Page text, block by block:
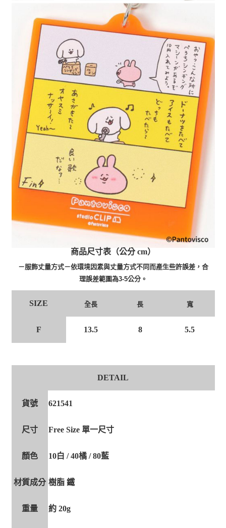
商品尺寸表（公分 cm）
－服飾丈量方式－依環境因素與丈量方式不同而產生些許誤差，合
理誤差範圍為3-5公分。
SIZE 全長 長 寬
F 13.5 8 5.5
DETAIL
貨號 621541
尺寸 Free Size 單一尺寸
顏色 10白 / 40橘 / 80藍
材質成分 樹脂 鐵
重量 約 20g